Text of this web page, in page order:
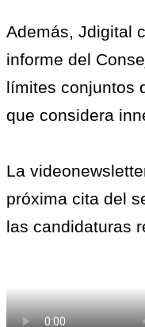
Además, Jdigital
informe del
límites conjuntos
que considera
La
próxima cita del
las candidaturas